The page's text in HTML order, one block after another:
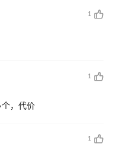
1
1
个，代价
1